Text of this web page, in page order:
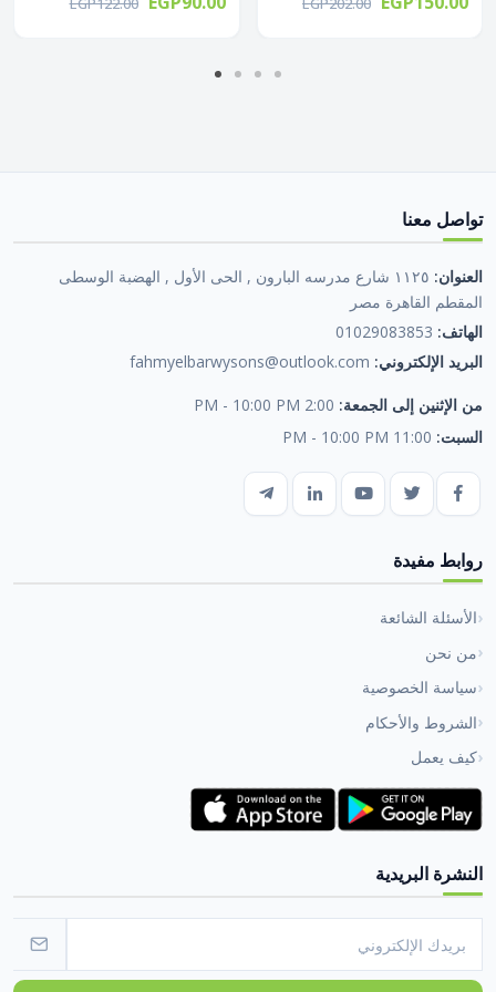
تواصل معنا
العنوان:
١١٢٥ شارع مدرسه البارون , الحى الأول , الهضبة الوسطى
المقطم القاهرة مصر
الهاتف: 01029083853
البريد الإلكتروني: fahmyelbarwysons@outlook.com
من الإثنين إلى الجمعة: 2:00 PM - 10:00 PM
السبت: 11:00 PM - 10:00 PM
روابط مفيدة
الأسئلة الشائعة
من نحن
سياسة الخصوصية
الشروط والأحكام
كيف يعمل
النشرة البريدية